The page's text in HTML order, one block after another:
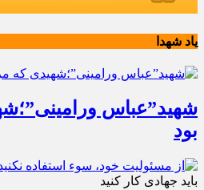
یاد شهدا
شهید”عباس
بود
باید جهادی کار کنید